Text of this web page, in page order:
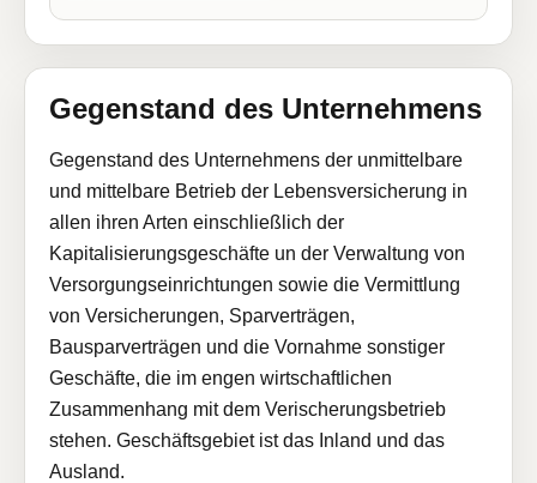
Gegenstand des Unternehmens
Gegenstand des Unternehmens der unmittelbare
und mittelbare Betrieb der Lebensversicherung in
allen ihren Arten einschließlich der
Kapitalisierungsgeschäfte un der Verwaltung von
Versorgungseinrichtungen sowie die Vermittlung
von Versicherungen, Sparverträgen,
Bausparverträgen und die Vornahme sonstiger
Geschäfte, die im engen wirtschaftlichen
Zusammenhang mit dem Verischerungsbetrieb
stehen. Geschäftsgebiet ist das Inland und das
Ausland.